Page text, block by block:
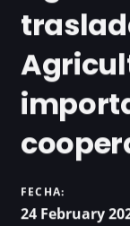
FECHA:
24 February